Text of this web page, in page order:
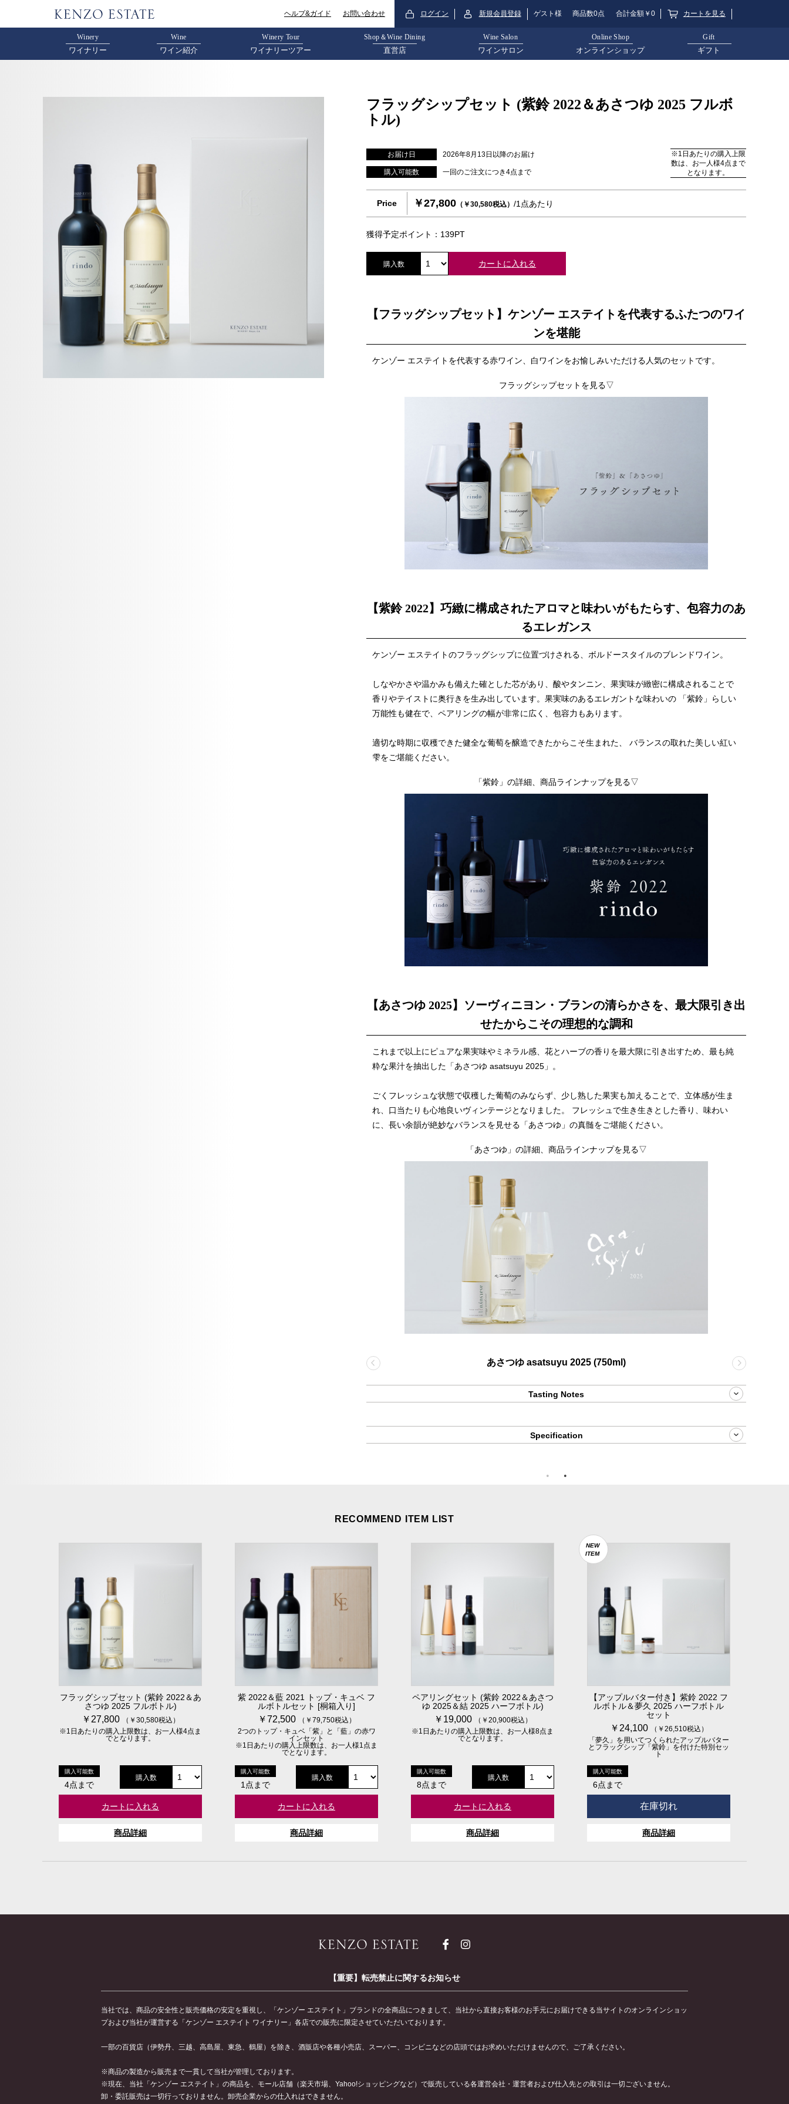
ヘルプ&ガイド お問い合わせ ログイン 新規会員登録 ゲスト様 商品数0点 合計金額￥0 カートを見る
Winery
ワイナリー
Wine
ワイン紹介
Winery Tour
ワイナリーツアー
Shop＆Wine Dining
直営店
Wine Salon
ワインサロン
Online Shop
オンラインショップ
Gift
ギフト
フラッグシップセット (紫鈴 2022＆あさつゆ 2025 フルボ
トル)
お届け日 2026年8月13日以降のお届け
購入可能数 一回のご注文につき4点まで
※1日あたりの購入上限
数は、お一人様4点まで
となります。
Price ￥27,800 （￥30,580税込）/1点あたり
獲得予定ポイント：139PT
購入数 カートに入れる
【フラッグシップセット】ケンゾー エステイトを代表するふたつのワイ
ンを堪能
ケンゾー エステイトを代表する赤ワイン、白ワインをお愉しみいただける人気のセットです。
フラッグシップセットを見る▽
【紫鈴 2022】巧緻に構成されたアロマと味わいがもたらす、包容力のあ
るエレガンス
ケンゾー エステイトのフラッグシップに位置づけされる、ボルドースタイルのブレンドワイン。
しなやかさや温かみも備えた確とした芯があり、酸やタンニン、果実味が緻密に構成されることで
香りやテイストに奥行きを生み出しています。果実味のあるエレガントな味わいの 「紫鈴」らしい
万能性も健在で、ペアリングの幅が非常に広く、包容力もあります。
適切な時期に収穫できた健全な葡萄を醸造できたからこそ生まれた、 バランスの取れた美しい紅い
雫をご堪能ください。
「紫鈴」の詳細、商品ラインナップを見る▽
【あさつゆ 2025】ソーヴィニヨン・ブランの清らかさを、最大限引き出
せたからこその理想的な調和
これまで以上にピュアな果実味やミネラル感、花とハーブの香りを最大限に引き出すため、最も純
粋な果汁を抽出した「あさつゆ asatsuyu 2025」。
ごくフレッシュな状態で収穫した葡萄のみならず、少し熟した果実も加えることで、立体感が生ま
れ、口当たりも心地良いヴィンテージとなりました。 フレッシュで生き生きとした香り、味わい
に、長い余韻が絶妙なバランスを見せる「あさつゆ」の真髄をご堪能ください。
「あさつゆ」の詳細、商品ラインナップを見る▽
あさつゆ asatsuyu 2025 (750ml)
Tasting Notes
Specification
RECOMMEND ITEM LIST
フラッグシップセット (紫鈴 2022＆あ
さつゆ 2025 フルボトル)
￥27,800
（￥30,580税込）
※1日あたりの購入上限数は、お一人様4点ま
でとなります。
購入可能数
4点まで
購入数
カートに入れる
商品詳細
紫 2022＆藍 2021 トップ・キュベ フ
ルボトルセット [桐箱入り]
￥72,500
（￥79,750税込）
2つのトップ・キュベ「紫」と「藍」の赤ワ
インセット
※1日あたりの購入上限数は、お一人様1点ま
でとなります。
購入可能数
1点まで
購入数
カートに入れる
商品詳細
ペアリングセット (紫鈴 2022＆あさつ
ゆ 2025＆結 2025 ハーフボトル)
￥19,000
（￥20,900税込）
※1日あたりの購入上限数は、お一人様8点ま
でとなります。
購入可能数
8点まで
購入数
カートに入れる
商品詳細
NEW
ITEM
【アップルバター付き】紫鈴 2022 フ
ルボトル＆夢久 2025 ハーフボトル
セット
￥24,100
（￥26,510税込）
「夢久」を用いてつくられたアップルバター
とフラッグシップ「紫鈴」を付けた特別セッ
ト
購入可能数
6点まで
在庫切れ
商品詳細
【重要】転売禁止に関するお知らせ
当社では、商品の安全性と販売価格の安定を重視し、「ケンゾー エステイト」ブランドの全商品につきまして、当社から直接お客様のお手元にお届けできる当サイトのオンラインショッ
プおよび当社が運営する「ケンゾー エステイト ワイナリー」各店での販売に限定させていただいております。
一部の百貨店（伊勢丹、三越、高島屋、東急、鶴屋）を除き、酒販店や各種小売店、スーパー、コンビニなどの店頭ではお求めいただけませんので、ご了承ください。
※商品の製造から販売まで一貫して当社が管理しております。
※現在、当社「ケンゾー エステイト」の商品を、モール店舗（楽天市場、Yahoo!ショッピングなど）で販売している各運営会社・運営者および仕入先との取引は一切ございません。
卸・委託販売は一切行っておりません。卸売企業からの仕入れはできません。